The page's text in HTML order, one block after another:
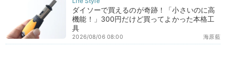
ダイソーで買えるのが奇跡！「小さいのに高
機能！」300円だけど買ってよかった本格工
具
海原藍
2026/08/06 08:00